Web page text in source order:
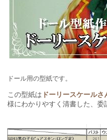
ドール用の型紙です。
この型紙は ドーリースケールさ
様にわかりやすく清書した、委